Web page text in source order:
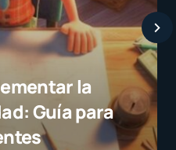
la
Guía para